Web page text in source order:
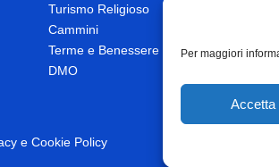
Per maggiori
Accetta
Turismo Religioso
Cammini
Terme e Benessere
DMO
e Cookie Policy